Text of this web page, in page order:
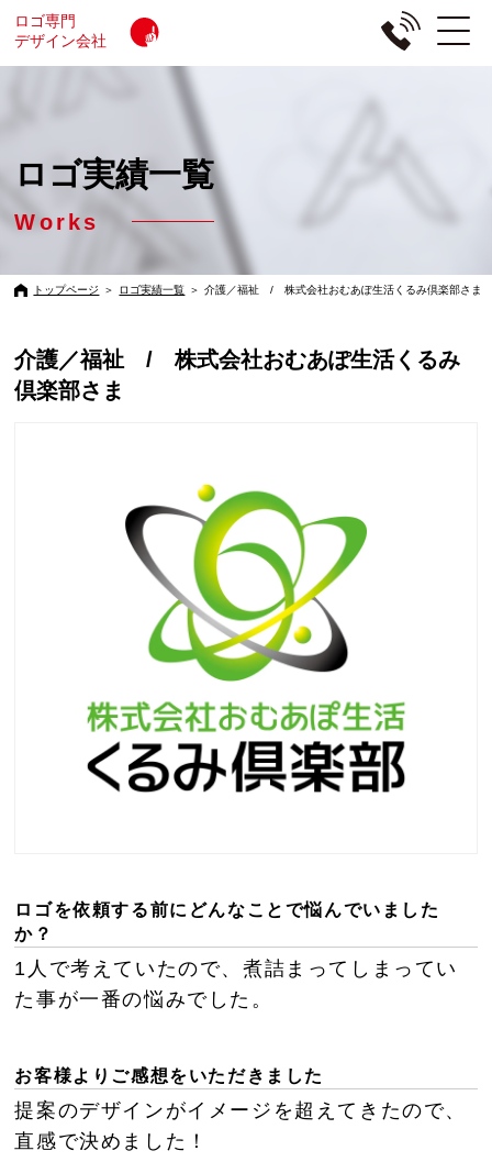
ロゴ専門
デザイン会社
ロゴ実績一覧
Works
トップページ ＞ ロゴ実績一覧 ＞ 介護／福祉 / 株式会社おむあぽ生活くるみ倶楽部さま
介護／福祉 / 株式会社おむあぽ生活くるみ
倶楽部さま
ロゴを依頼する前にどんなことで悩んでいました
か？
1人で考えていたので、煮詰まってしまってい
た事が一番の悩みでした。
お客様よりご感想をいただきました
提案のデザインがイメージを超えてきたので、
直感で決めました！